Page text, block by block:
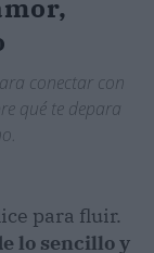
conectar con
qué te depara
para fluir.
lo sencillo y